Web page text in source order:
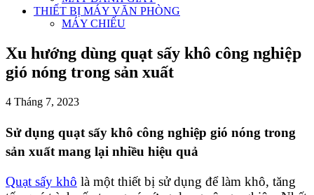
THIẾT BỊ MÁY VĂN PHÒNG
MÁY CHIẾU
Xu hướng dùng quạt sấy khô công nghiệp
gió nóng trong sản xuất
4 Tháng 7, 2023
Sử dụng quạt sấy khô công nghiệp gió nóng trong
sản xuất mang lại nhiều hiệu quả
Quạt sấy khô là một thiết bị sử dụng để làm khô, tăng